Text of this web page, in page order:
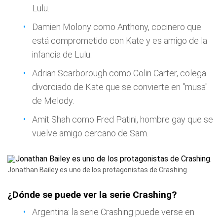
Lulu.
Damien Molony como Anthony, cocinero que
está comprometido con Kate y es amigo de la
infancia de Lulu.
Adrian Scarborough como Colin Carter, colega
divorciado de Kate que se convierte en "musa"
de Melody.
Amit Shah como Fred Patini, hombre gay que se
vuelve amigo cercano de Sam.
Jonathan Bailey es uno de los protagonistas de Crashing.
¿Dónde se puede ver la serie Crashing?
Argentina: la serie Crashing puede verse en